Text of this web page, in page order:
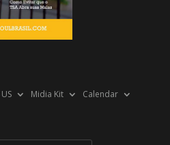
Midia Kit Calendar